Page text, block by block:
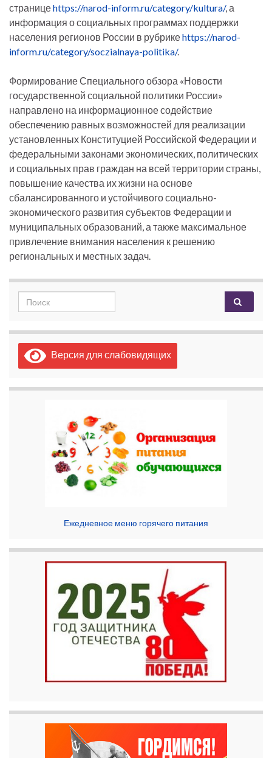
страницеhttps://narod-inform.ru/category/kultura/, а
информация о социальных программах поддержки
населения регионов России в рубрикеhttps://narod-
inform.ru/category/soczialnaya-politika/.
Формирование Специального обзора «Новости
государственной социальной политики России»
направлено на информационное содействие
обеспечению равных возможностей для реализации
установленных Конституцией Российской Федерации и
федеральными законами экономических, политических
и социальных прав граждан на всей территории страны,
повышение качества их жизни на основе
сбалансированного и устойчивого социально-
экономического развития субъектов Федерации и
муниципальных образований, а также максимальное
привлечение внимания населения к решению
региональных и местных задач.
Search for:
Версия для слабовидящих
Ежедневное меню горячего питания